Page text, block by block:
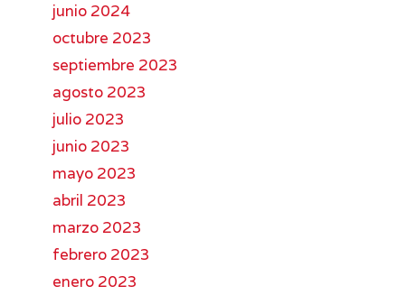
junio 2024
octubre 2023
septiembre 2023
agosto 2023
julio 2023
junio 2023
mayo 2023
abril 2023
marzo 2023
febrero 2023
enero 2023